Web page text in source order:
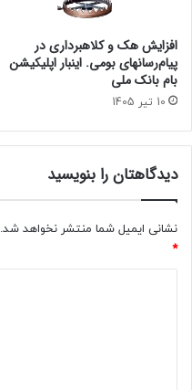
افزایش هک و کلاهبرداری در
پیام‌رسانهای بومی. اینبار اپلیکیشن
بام‌ بانک ملی
10 تیر 1405
دیدگاهتان را بنویسید
نشانی ایمیل شما منتشر نخواهد شد.
*